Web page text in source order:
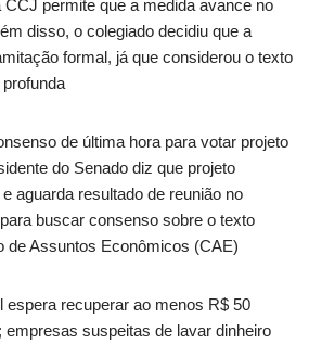
permite que a medida avance no
disso, o colegiado decidiu que a
formal, já que considerou o texto
de última hora para votar projeto
do Senado diz que projeto
aguarda resultado de reunião no
buscar consenso sobre o texto
de Assuntos Econômicos (CAE)
espera recuperar ao menos R$ 50
suspeitas de lavar dinheiro